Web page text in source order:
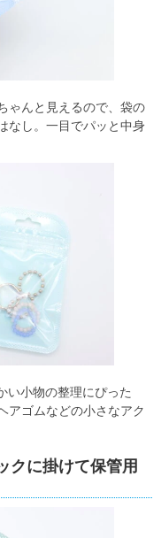
ゃんと見えるので、袋の
なし。一目でパッと中身
い小物の整理にぴった
アゴムなどの小さなアク
クに掛けて保管用